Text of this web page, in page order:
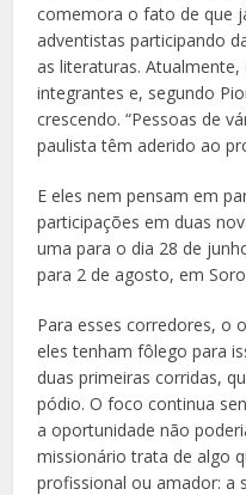
comemora o fato de que
adventistas participando
as literaturas. Atualmente,
integrantes e, segundo
crescendo. “Pessoas de
paulista têm aderido ao
E eles nem pensam em
participações em duas
uma para o dia 28 de
para 2 de agosto, em
Para esses corredores, o
eles tenham fôlego para
duas primeiras corridas,
pódio. O foco continua
a oportunidade não
missionário trata de algo
profissional ou amador: a